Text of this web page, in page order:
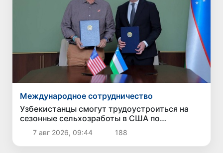
Международное сотрудничество
Узбекистанцы смогут трудоустроиться на
сезонные сельхозработы в США по
программе H-2A
7 авг 2026, 09:44 188